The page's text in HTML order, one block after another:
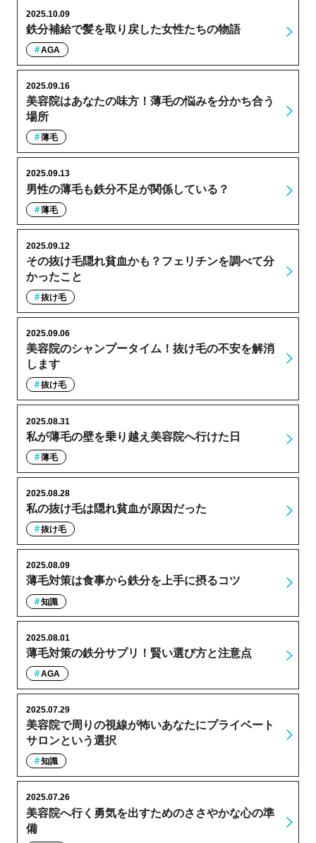
鉄分補給で髪を取り戻した女性たちの物語
2025.10.09
AGA
美容院はあなたの味方！薄毛の悩みを分かち合う
場所
2025.09.16
薄毛
男性の薄毛も鉄分不足が関係している？
2025.09.13
薄毛
その抜け毛隠れ貧血かも？フェリチンを調べて分
かったこと
2025.09.12
抜け毛
美容院のシャンプータイム！抜け毛の不安を解消
します
2025.09.06
抜け毛
私が薄毛の壁を乗り越え美容院へ行けた日
2025.08.31
薄毛
私の抜け毛は隠れ貧血が原因だった
2025.08.28
抜け毛
薄毛対策は食事から鉄分を上手に摂るコツ
2025.08.09
知識
薄毛対策の鉄分サプリ！賢い選び方と注意点
2025.08.01
AGA
美容院で周りの視線が怖いあなたにプライベート
サロンという選択
2025.07.29
知識
美容院へ行く勇気を出すためのささやかな心の準
備
2025.07.26